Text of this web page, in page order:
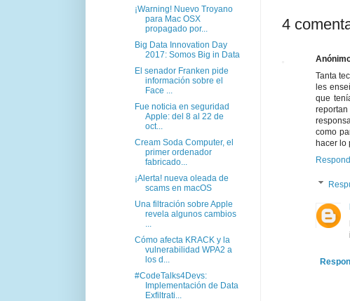
4
Tanta
les
que
como
hacer lo
¡Warning! Nuevo Troyano
para Mac OSX
propagado por...
Big Data Innovation Day
2017: Somos Big in Data
El senador Franken pide
información sobre el
Face ...
Fue noticia en seguridad
Apple: del 8 al 22 de
oct...
Cream Soda Computer, el
primer ordenador
fabricado...
¡Alerta! nueva oleada de
scams en macOS
Una filtración sobre Apple
revela algunos cambios
Cómo afecta KRACK y la
vulnerabilidad WPA2 a
los d...
#CodeTalks4Devs:
Implementación de Data
Exfiltrati...